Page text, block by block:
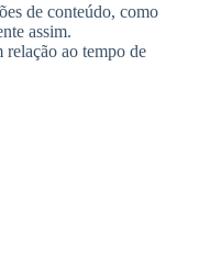
de conteúdo, como
assim.
ao tempo de